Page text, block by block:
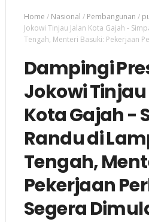
Home / Nasional / Pembangunan /
Jokowi Tinjau Jalan Kota Gajah -
Tengah, Menteri Basuki: Pekerjaan
Dampingi
Jokowi
Kota Gajah -
Randu di
Tengah,
Pekerjaan
Segera